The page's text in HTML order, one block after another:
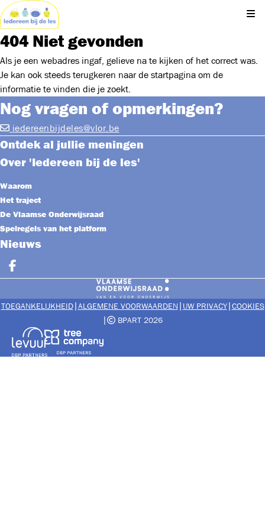
404 Niet gevonden
Als je een webadres ingaf, gelieve na te kijken of het correct was.
Je kan ook steeds terugkeren naar destartpaginaom de
informatie te vinden die je zoekt.
Nog vragen of opmerkingen?
iedereenbijdeles@vlor.be
Ontdek al jullie meningen
Over 'Iedereen bij de les'
Waarom
Het traject
De Vlaamse Onderwijsraad
Spelregels van het platform
Nieuws
Deel op facebook
TOEGANKELIJKHEID|ALGEMENE VOORWAARDEN | UW PRIVACY|COOKIES
| BPART 2026